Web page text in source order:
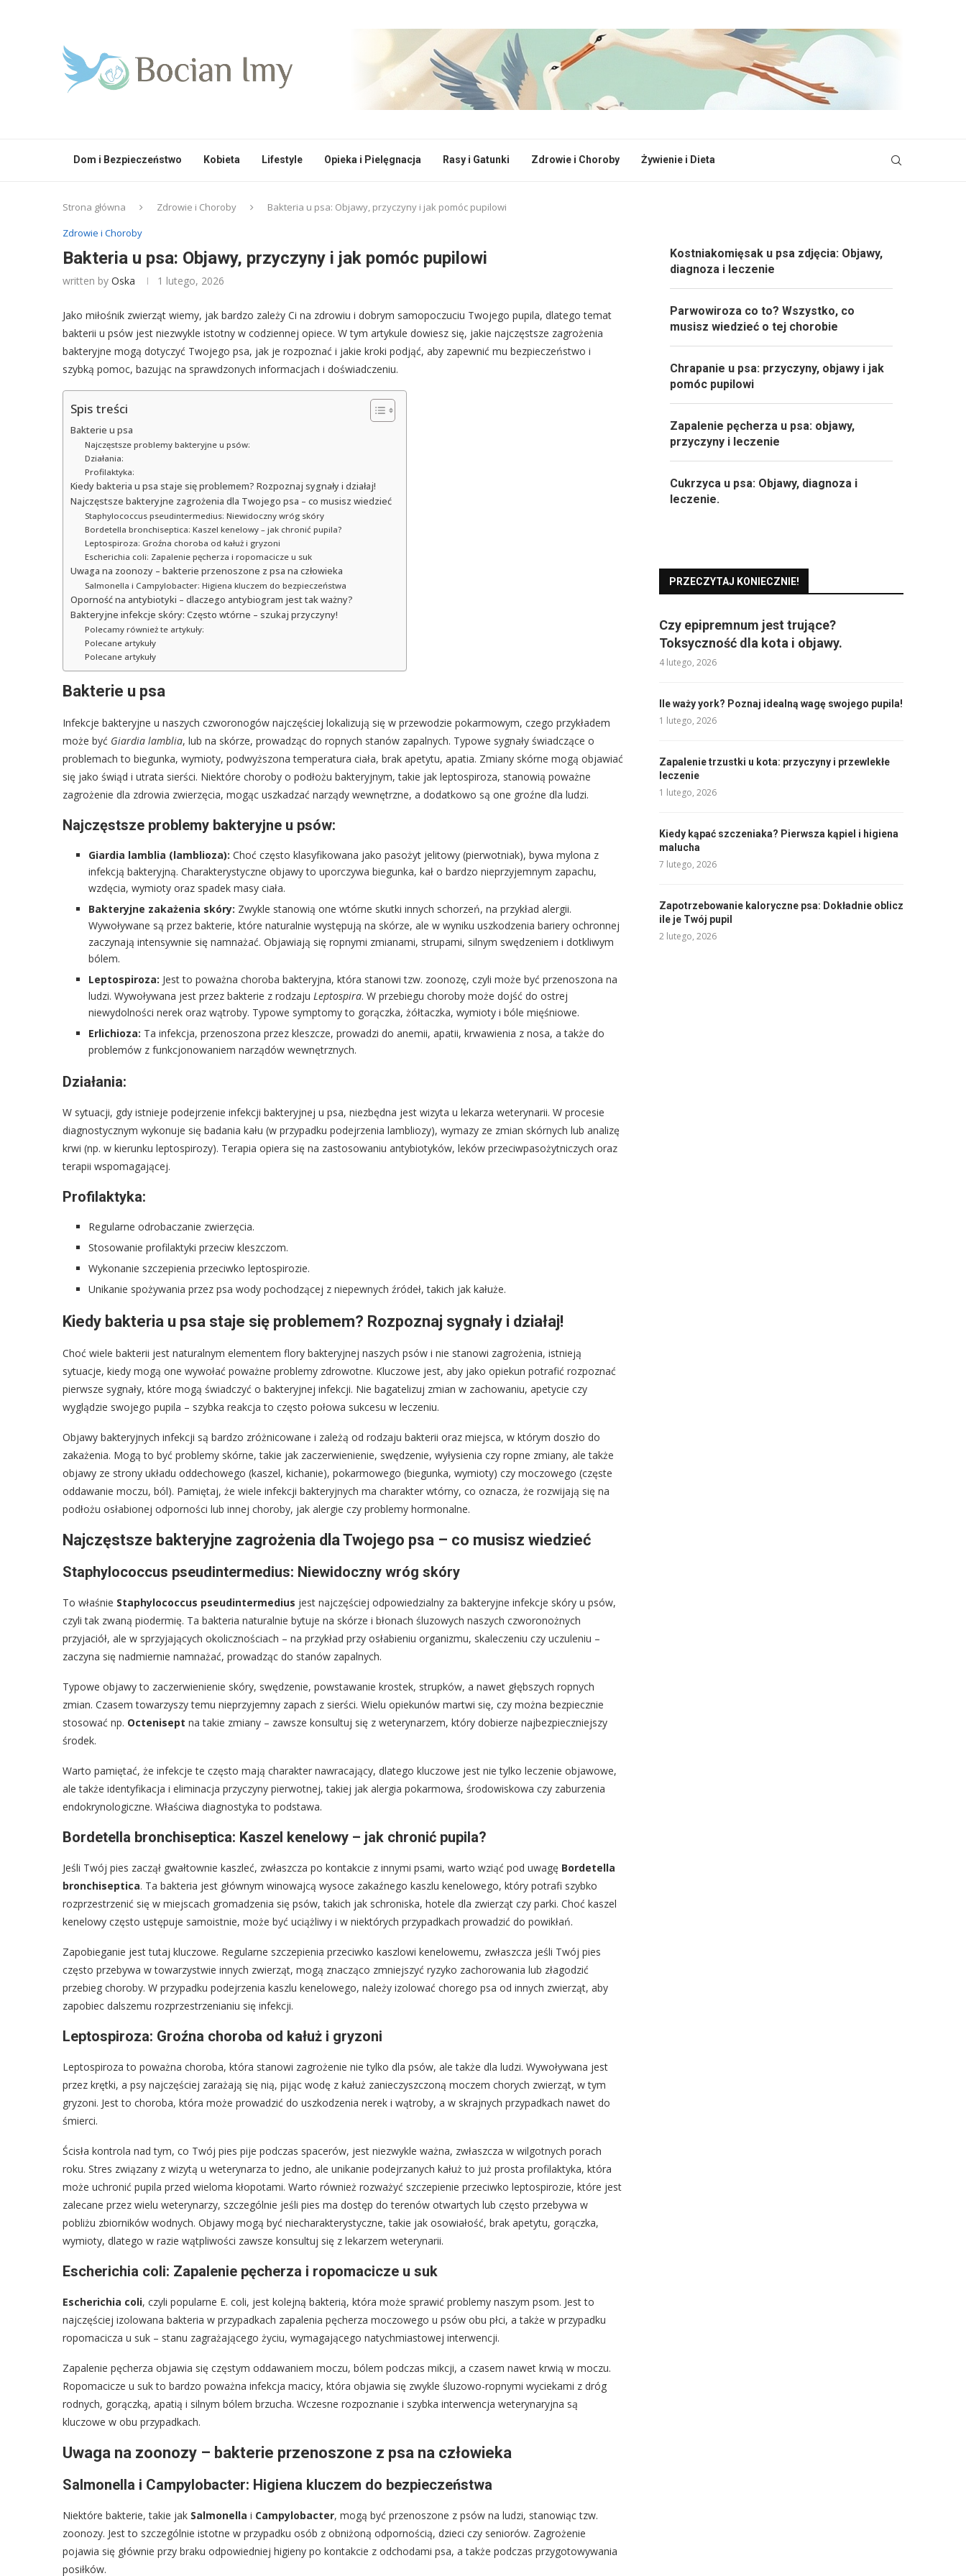
Dom i Bezpieczeństwo Kobieta Lifestyle Opieka i Pielęgnacja Rasy i Gatunki Zdrowie i Choroby Żywienie i Dieta
Strona główna Zdrowie i Choroby
Bakteria u psa: Objawy, przyczyny i jak pomóc pupilowi
Zdrowie i Choroby
Bakteria u psa: Objawy, przyczyny i jak pomóc pupilowi
written by Oska 1 lutego, 2026
Jako miłośnik zwierząt wiemy, jak bardzo zależy Ci na zdrowiu i dobrym samopoczuciu Twojego pupila, dlatego temat
bakterii u psów jest niezwykle istotny w codziennej opiece. W tym artykule dowiesz się, jakie najczęstsze zagrożenia
bakteryjne mogą dotyczyć Twojego psa, jak je rozpoznać i jakie kroki podjąć, aby zapewnić mu bezpieczeństwo i
szybką pomoc, bazując na sprawdzonych informacjach i doświadczeniu.
Spis treści
Bakterie u psa
Najczęstsze problemy bakteryjne u psów:
Działania:
Profilaktyka:
Kiedy bakteria u psa staje się problemem? Rozpoznaj sygnały i działaj!
Najczęstsze bakteryjne zagrożenia dla Twojego psa – co musisz wiedzieć
Staphylococcus pseudintermedius: Niewidoczny wróg skóry
Bordetella bronchiseptica: Kaszel kenelowy – jak chronić pupila?
Leptospiroza: Groźna choroba od kałuż i gryzoni
Escherichia coli: Zapalenie pęcherza i ropomacicze u suk
Uwaga na zoonozy – bakterie przenoszone z psa na człowieka
Salmonella i Campylobacter: Higiena kluczem do bezpieczeństwa
Oporność na antybiotyki – dlaczego antybiogram jest tak ważny?
Bakteryjne infekcje skóry: Często wtórne – szukaj przyczyny!
Polecamy również te artykuły:
Polecane artykuły
Polecane artykuły
Bakterie u psa
Infekcje bakteryjne u naszych czworonogów najczęściej lokalizują się w przewodzie pokarmowym, czego przykładem
może być Giardia lamblia, lub na skórze, prowadząc do ropnych stanów zapalnych. Typowe sygnały świadczące o
problemach to biegunka, wymioty, podwyższona temperatura ciała, brak apetytu, apatia. Zmiany skórne mogą objawiać
się jako świąd i utrata sierści. Niektóre choroby o podłożu bakteryjnym, takie jak leptospiroza, stanowią poważne
zagrożenie dla zdrowia zwierzęcia, mogąc uszkadzać narządy wewnętrzne, a dodatkowo są one groźne dla ludzi.
Najczęstsze problemy bakteryjne u psów:
Giardia lamblia (lamblioza): Choć często klasyfikowana jako pasożyt jelitowy (pierwotniak), bywa mylona z
infekcją bakteryjną. Charakterystyczne objawy to uporczywa biegunka, kał o bardzo nieprzyjemnym zapachu,
wzdęcia, wymioty oraz spadek masy ciała.
Bakteryjne zakażenia skóry: Zwykle stanowią one wtórne skutki innych schorzeń, na przykład alergii.
Wywoływane są przez bakterie, które naturalnie występują na skórze, ale w wyniku uszkodzenia bariery ochronnej
zaczynają intensywnie się namnażać. Objawiają się ropnymi zmianami, strupami, silnym swędzeniem i dotkliwym
bólem.
Leptospiroza: Jest to poważna choroba bakteryjna, która stanowi tzw. zoonozę, czyli może być przenoszona na
ludzi. Wywoływana jest przez bakterie z rodzaju Leptospira. W przebiegu choroby może dojść do ostrej
niewydolności nerek oraz wątroby. Typowe symptomy to gorączka, żółtaczka, wymioty i bóle mięśniowe.
Erlichioza: Ta infekcja, przenoszona przez kleszcze, prowadzi do anemii, apatii, krwawienia z nosa, a także do
problemów z funkcjonowaniem narządów wewnętrznych.
Działania:
W sytuacji, gdy istnieje podejrzenie infekcji bakteryjnej u psa, niezbędna jest wizyta u lekarza weterynarii. W procesie
diagnostycznym wykonuje się badania kału (w przypadku podejrzenia lambliozy), wymazy ze zmian skórnych lub analizę
krwi (np. w kierunku leptospirozy). Terapia opiera się na zastosowaniu antybiotyków, leków przeciwpasożytniczych oraz
terapii wspomagającej.
Profilaktyka:
Regularne odrobaczanie zwierzęcia.
Stosowanie profilaktyki przeciw kleszczom.
Wykonanie szczepienia przeciwko leptospirozie.
Unikanie spożywania przez psa wody pochodzącej z niepewnych źródeł, takich jak kałuże.
Kiedy bakteria u psa staje się problemem? Rozpoznaj sygnały i działaj!
Choć wiele bakterii jest naturalnym elementem flory bakteryjnej naszych psów i nie stanowi zagrożenia, istnieją
sytuacje, kiedy mogą one wywołać poważne problemy zdrowotne. Kluczowe jest, aby jako opiekun potrafić rozpoznać
pierwsze sygnały, które mogą świadczyć o bakteryjnej infekcji. Nie bagatelizuj zmian w zachowaniu, apetycie czy
wyglądzie swojego pupila – szybka reakcja to często połowa sukcesu w leczeniu.
Objawy bakteryjnych infekcji są bardzo zróżnicowane i zależą od rodzaju bakterii oraz miejsca, w którym doszło do
zakażenia. Mogą to być problemy skórne, takie jak zaczerwienienie, swędzenie, wyłysienia czy ropne zmiany, ale także
objawy ze strony układu oddechowego (kaszel, kichanie), pokarmowego (biegunka, wymioty) czy moczowego (częste
oddawanie moczu, ból). Pamiętaj, że wiele infekcji bakteryjnych ma charakter wtórny, co oznacza, że rozwijają się na
podłożu osłabionej odporności lub innej choroby, jak alergie czy problemy hormonalne.
Najczęstsze bakteryjne zagrożenia dla Twojego psa – co musisz wiedzieć
Staphylococcus pseudintermedius: Niewidoczny wróg skóry
To właśnie Staphylococcus pseudintermedius jest najczęściej odpowiedzialny za bakteryjne infekcje skóry u psów,
czyli tak zwaną piodermię. Ta bakteria naturalnie bytuje na skórze i błonach śluzowych naszych czworonożnych
przyjaciół, ale w sprzyjających okolicznościach – na przykład przy osłabieniu organizmu, skaleczeniu czy uczuleniu –
zaczyna się nadmiernie namnażać, prowadząc do stanów zapalnych.
Typowe objawy to zaczerwienienie skóry, swędzenie, powstawanie krostek, strupków, a nawet głębszych ropnych
zmian. Czasem towarzyszy temu nieprzyjemny zapach z sierści. Wielu opiekunów martwi się, czy można bezpiecznie
stosować np. Octenisept na takie zmiany – zawsze konsultuj się z weterynarzem, który dobierze najbezpieczniejszy
środek.
Warto pamiętać, że infekcje te często mają charakter nawracający, dlatego kluczowe jest nie tylko leczenie objawowe,
ale także identyfikacja i eliminacja przyczyny pierwotnej, takiej jak alergia pokarmowa, środowiskowa czy zaburzenia
endokrynologiczne. Właściwa diagnostyka to podstawa.
Bordetella bronchiseptica: Kaszel kenelowy – jak chronić pupila?
Jeśli Twój pies zaczął gwałtownie kaszleć, zwłaszcza po kontakcie z innymi psami, warto wziąć pod uwagę Bordetella
bronchiseptica. Ta bakteria jest głównym winowajcą wysoce zakaźnego kaszlu kenelowego, który potrafi szybko
rozprzestrzenić się w miejscach gromadzenia się psów, takich jak schroniska, hotele dla zwierząt czy parki. Choć kaszel
kenelowy często ustępuje samoistnie, może być uciążliwy i w niektórych przypadkach prowadzić do powikłań.
Zapobieganie jest tutaj kluczowe. Regularne szczepienia przeciwko kaszlowi kenelowemu, zwłaszcza jeśli Twój pies
często przebywa w towarzystwie innych zwierząt, mogą znacząco zmniejszyć ryzyko zachorowania lub złagodzić
przebieg choroby. W przypadku podejrzenia kaszlu kenelowego, należy izolować chorego psa od innych zwierząt, aby
zapobiec dalszemu rozprzestrzenianiu się infekcji.
Leptospiroza: Groźna choroba od kałuż i gryzoni
Leptospiroza to poważna choroba, która stanowi zagrożenie nie tylko dla psów, ale także dla ludzi. Wywoływana jest
przez krętki, a psy najczęściej zarażają się nią, pijąc wodę z kałuż zanieczyszczoną moczem chorych zwierząt, w tym
gryzoni. Jest to choroba, która może prowadzić do uszkodzenia nerek i wątroby, a w skrajnych przypadkach nawet do
śmierci.
Ścisła kontrola nad tym, co Twój pies pije podczas spacerów, jest niezwykle ważna, zwłaszcza w wilgotnych porach
roku. Stres związany z wizytą u weterynarza to jedno, ale unikanie podejrzanych kałuż to już prosta profilaktyka, która
może uchronić pupila przed wieloma kłopotami. Warto również rozważyć szczepienie przeciwko leptospirozie, które jest
zalecane przez wielu weterynarzy, szczególnie jeśli pies ma dostęp do terenów otwartych lub często przebywa w
pobliżu zbiorników wodnych. Objawy mogą być niecharakterystyczne, takie jak osowiałość, brak apetytu, gorączka,
wymioty, dlatego w razie wątpliwości zawsze konsultuj się z lekarzem weterynarii.
Escherichia coli: Zapalenie pęcherza i ropomacicze u suk
Escherichia coli, czyli popularne E. coli, jest kolejną bakterią, która może sprawić problemy naszym psom. Jest to
najczęściej izolowana bakteria w przypadkach zapalenia pęcherza moczowego u psów obu płci, a także w przypadku
ropomacicza u suk – stanu zagrażającego życiu, wymagającego natychmiastowej interwencji.
Zapalenie pęcherza objawia się częstym oddawaniem moczu, bólem podczas mikcji, a czasem nawet krwią w moczu.
Ropomacicze u suk to bardzo poważna infekcja macicy, która objawia się zwykle śluzowo-ropnymi wyciekami z dróg
rodnych, gorączką, apatią i silnym bólem brzucha. Wczesne rozpoznanie i szybka interwencja weterynaryjna są
kluczowe w obu przypadkach.
Uwaga na zoonozy – bakterie przenoszone z psa na człowieka
Salmonella i Campylobacter: Higiena kluczem do bezpieczeństwa
Niektóre bakterie, takie jak Salmonella i Campylobacter, mogą być przenoszone z psów na ludzi, stanowiąc tzw.
zoonozy. Jest to szczególnie istotne w przypadku osób z obniżoną odpornością, dzieci czy seniorów. Zagrożenie
pojawia się głównie przy braku odpowiedniej higieny po kontakcie z odchodami psa, a także podczas przygotowywania
posiłków.
Kostniakomięsak u psa zdjęcia: Objawy,
diagnoza i leczenie
Parwowiroza co to? Wszystko, co
musisz wiedzieć o tej chorobie
Chrapanie u psa: przyczyny, objawy i jak
pomóc pupilowi
Zapalenie pęcherza u psa: objawy,
przyczyny i leczenie
Cukrzyca u psa: Objawy, diagnoza i
leczenie.
PRZECZYTAJ KONIECZNIE!
Czy epipremnum jest trujące?
Toksyczność dla kota i objawy.
4 lutego, 2026
Ile waży york? Poznaj idealną wagę swojego pupila!
1 lutego, 2026
Zapalenie trzustki u kota: przyczyny i przewlekłe
leczenie
1 lutego, 2026
Kiedy kąpać szczeniaka? Pierwsza kąpiel i higiena
malucha
7 lutego, 2026
Zapotrzebowanie kaloryczne psa: Dokładnie oblicz
ile je Twój pupil
2 lutego, 2026